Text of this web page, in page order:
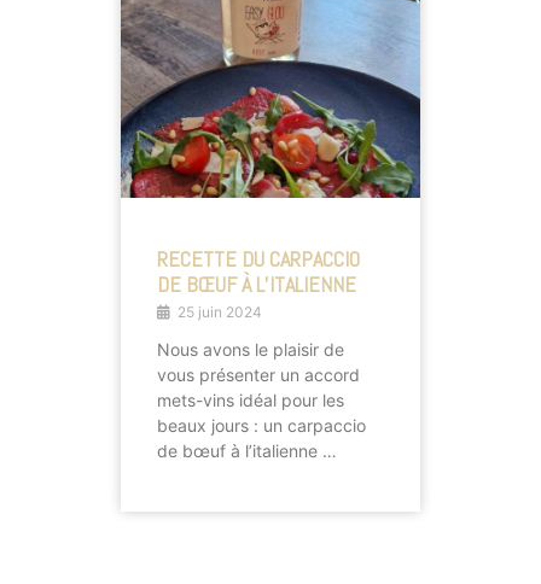
RECETTE DU CARPACCIO
DE BŒUF À L’ITALIENNE
25 juin 2024
Nous avons le plaisir de
vous présenter un accord
mets-vins idéal pour les
beaux jours : un carpaccio
de bœuf à l’italienne …